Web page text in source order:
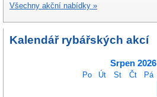
Všechny akční nabídky »
Kalendář rybářských akcí
Srpen 2026
Po Út St Čt Pá